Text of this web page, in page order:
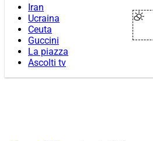
Iran
Ucraina
Ceuta
Guccini
La piazza
Ascolti tv